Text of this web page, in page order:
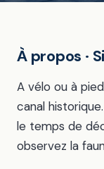
À propos ·
A vélo ou à
canal
le temps de
observez la